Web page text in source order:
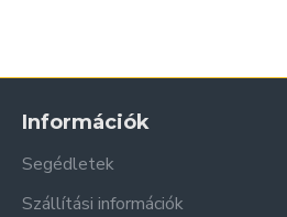
Információk
Segédletek
Szállítási információk